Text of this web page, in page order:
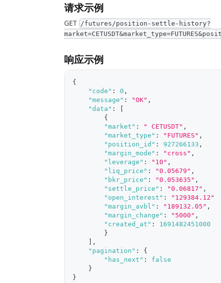
请求示例
GET /futures/position-settle-history?
响应示例
{
"code" : 0 ,
"message" : "OK" ,
"data" :
{
"market" : " CETUSDT" ,
"market_type" : "FUTURES" ,
"position_id" : 927266133 ,
"margin_mode" : "cross" ,
"leverage" : "10" ,
"liq_price" : "0.05679" ,
"bkr_price" : "0.053635" ,
"settle_price" : "0.06817" ,
"open_interest" :
"129384.12"
"margin_avbl" : "189132.05" ,
"margin_change" : "5000" ,
"created_at" :
1691482451000
}
,
"pagination" :
{
"has_next" :
false
}
}